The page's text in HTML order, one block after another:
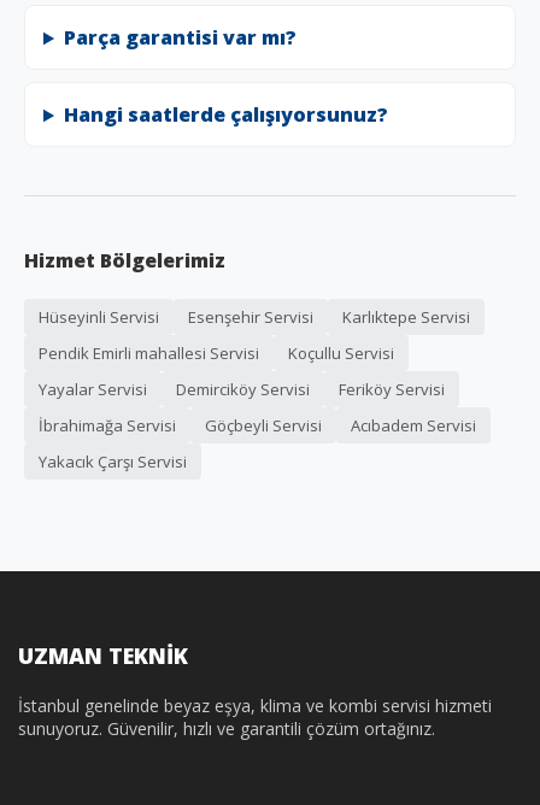
Parça garantisi var mı?
Hangi saatlerde çalışıyorsunuz?
Hizmet Bölgelerimiz
Hüseyinli Servisi Esenşehir Servisi
Karlıktepe Servisi
Pendik Emirli mahallesi Servisi
Koçullu Servisi
Yayalar Servisi
Demirciköy Servisi
Feriköy Servisi
İbrahimağa Servisi
Göçbeyli Servisi
Acıbadem Servisi
Yakacık Çarşı Servisi
UZMAN TEKNİK
İstanbul genelinde beyaz eşya, klima ve kombi servisi hizmeti
sunuyoruz. Güvenilir, hızlı ve garantili çözüm ortağınız.